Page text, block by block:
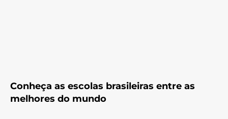
Conheça as escolas brasileiras entre as
melhores do mundo